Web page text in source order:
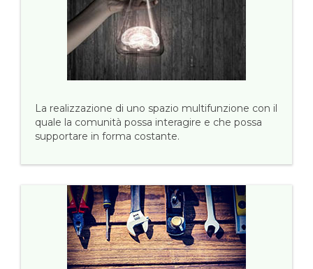
La realizzazione di uno spazio multifunzione con il
quale la comunità possa interagire e che possa
supportare in forma costante.